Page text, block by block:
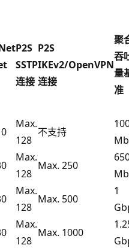
P2S
SSTP
连接
P2S
IKEv2/OpenVPN
连接
聚
吞
量
准
Max.
128
不支持
Max.
128
Max. 250
Max.
128
Max. 500
1
Max.
128
Max. 1000